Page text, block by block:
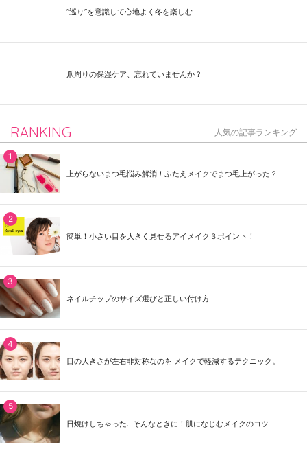
”巡り”を意識して心地よく冬を楽しむ
爪周りの保湿ケア、忘れていませんか？
RANKING 人気の記事ランキング
上がらないまつ毛悩み解消！ふたえメイクでまつ毛上がった？
簡単！小さい目を大きく見せるアイメイク３ポイント！
ネイルチップのサイズ選びと正しい付け方
目の大きさが左右非対称なのを メイクで軽減するテクニック。
日焼けしちゃった...そんなときに！肌になじむメイクのコツ